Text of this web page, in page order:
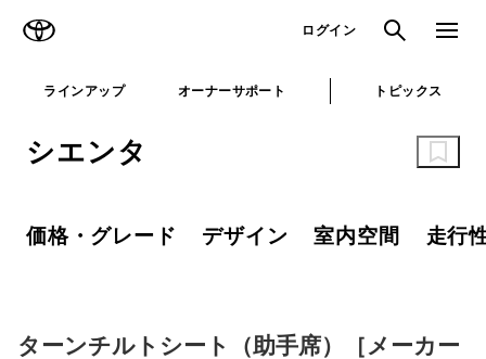
ログイン 検索 メニュ
ラインアップ オーナーサポート トピックス
シエンタ
価格・グレード デザイン 室内空間 走行
ターンチルトシート（助手席）［メーカー